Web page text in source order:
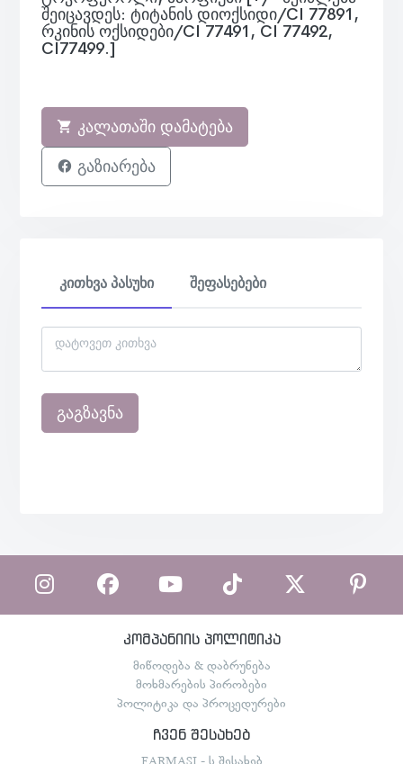
შეიცავდეს: ტიტანის დიოქსიდი/CI 77891,
რკინის ოქსიდები/CI 77491, CI 77492,
CI77499.]
კალათაში დამატება
გაზიარება
კითხვა პასუხი შეფასებები
გაგზავნა
კომპანიის პოლიტიკა
მიწოდება & დაბრუნება
მოხმარების პირობები
პოლიტიკა და პროცედურები
ჩვენ შესახებ